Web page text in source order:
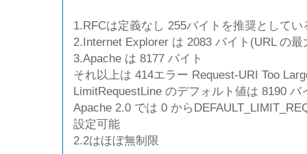
1.RFCは定義なし 255バイトを推奨としてい
2.Internet Explorer は 2083 バイト(URL の
3.Apache は 8177 バイト
それ以上は 414エラー Request-URI Too
LimitRequestLine のデフォルト値は 8190 バ
Apache 2.0 では 0 から
設定可能
2.2はほぼ無制限